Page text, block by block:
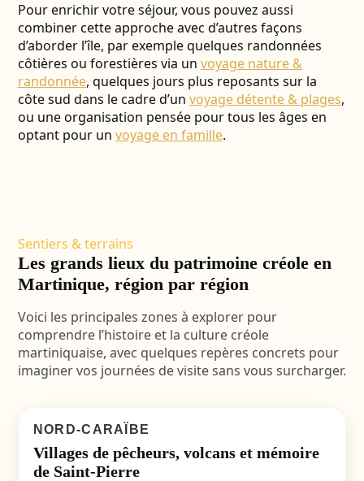
Pour enrichir votre séjour, vous pouvez aussi
combiner cette approche avec d’autres façons
d’aborder l’île, par exemple quelques randonnées
côtières ou forestières via un voyage nature &
randonnée, quelques jours plus reposants sur la
côte sud dans le cadre d’un voyage détente & plages,
ou une organisation pensée pour tous les âges en
optant pour un voyage en famille.
Sentiers & terrains
Les grands lieux du patrimoine créole en
Martinique, région par région
Voici les principales zones à explorer pour
comprendre l’histoire et la culture créole
martiniquaise, avec quelques repères concrets pour
imaginer vos journées de visite sans vous surcharger.
NORD-CARAÏBE
Villages de pêcheurs, volcans et mémoire
de Saint-Pierre